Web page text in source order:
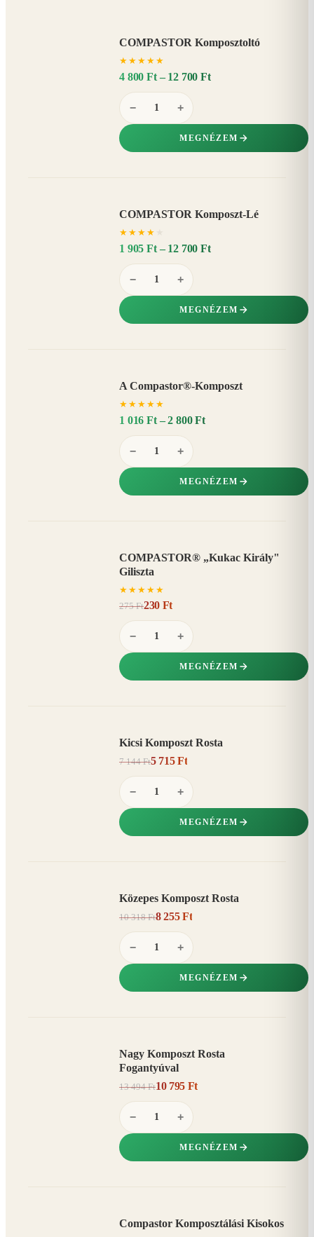
COMPASTOR Komposztoltó
★ ★ ★ ★ ★
4 800 Ft – 12 700 Ft
− +
MEGNÉZEM
COMPASTOR Komposzt-Lé
★ ★ ★ ★
1 905 Ft – 12 700 Ft
− +
MEGNÉZEM
A Compastor®-Komposzt
★ ★ ★ ★ ★
1 016 Ft – 2 800 Ft
− +
MEGNÉZEM
COMPASTOR® „Kukac Király"
Giliszta
★ ★ ★ ★ ★
275 Ft230 Ft
− +
MEGNÉZEM
Kicsi Komposzt Rosta
7 144 Ft5 715 Ft
− +
MEGNÉZEM
Közepes Komposzt Rosta
10 318 Ft8 255 Ft
− +
MEGNÉZEM
Nagy Komposzt Rosta
Fogantyúval
13 494 Ft10 795 Ft
− +
MEGNÉZEM
Compastor Komposztálási Kisokos